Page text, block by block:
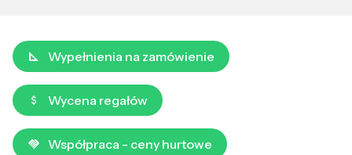
Wypełnienia na zamówienie
Wycena regałów
Współpraca - ceny hurtowe